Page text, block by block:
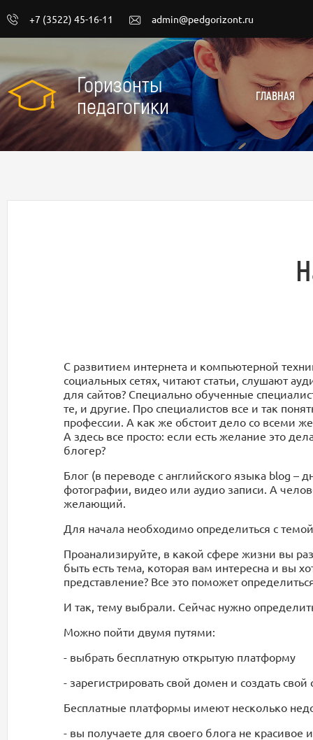
+7 (3522) 45-16-11 admin@pedgorizont.ru
Горизонты
педагогики
ГЛАВНАЯ
С развитием интернета и компьютерной
социальных сетях, читают статьи, слушают
для сайтов? Специально обученные
те, и другие. Про специалистов все и так
профессии. А как же обстоит дело со всеми
А здесь все просто: если есть желание это
блогер?
Блог (в переводе с английского языка blog –
фотографии, видео или аудио записи. А
желающий.
Для начала необходимо определиться с
Проанализируйте, в какой сфере жизни вы
быть есть тема, которая вам интересна и вы
представление? Все это поможет
И так, тему выбрали. Сейчас нужно
Можно пойти двумя путями:
- выбрать бесплатную открытую платформу
- зарегистрировать свой домен и создать свой
Бесплатные платформы имеют несколько
- вы получаете для своего блога не